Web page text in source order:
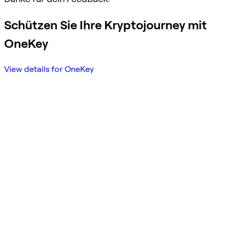
Schützen Sie Ihre Kryptojourney mit
OneKey
View details for OneKey